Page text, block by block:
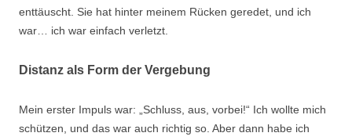
enttäuscht. Sie hat hinter meinem Rücken geredet, und ich
war… ich war einfach verletzt.
Distanz als Form der Vergebung
Mein erster Impuls war: „Schluss, aus, vorbei!“ Ich wollte mich
schützen, und das war auch richtig so. Aber dann habe ich